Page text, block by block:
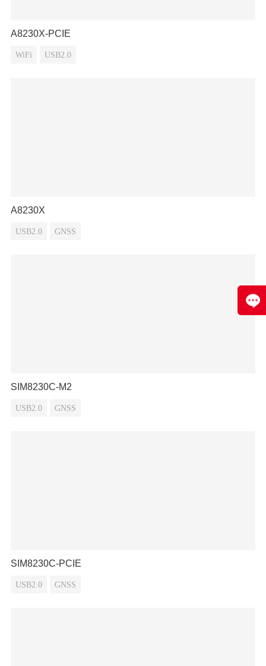
A8230X-PCIE
WiFi USB2.0
A8230X
USB2.0 GNSS
SIM8230C-M2
USB2.0 GNSS
SIM8230C-PCIE
USB2.0 GNSS